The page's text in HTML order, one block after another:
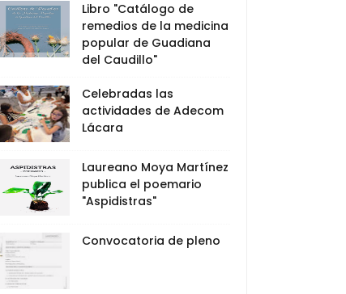
Libro "Catálogo de
remedios de la medicina
popular de Guadiana
del Caudillo"
Celebradas las
actividades de Adecom
Lácara
Laureano Moya Martínez
publica el poemario
"Aspidistras"
Convocatoria de pleno